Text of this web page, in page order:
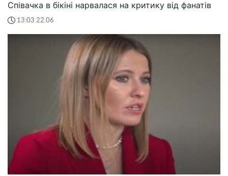
Співачка в бікіні нарвалася на критику від фанатів
13:03 22.06